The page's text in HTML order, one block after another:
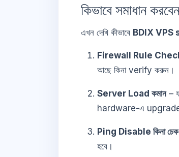
কিভাবে সমাধান
এখন দেখি কীভাবে BDIX
Firewall Rule
আছে কিনা verify করুন।
Server Load কমান–
hardware-এ
Ping Disable কিনা
হবে।